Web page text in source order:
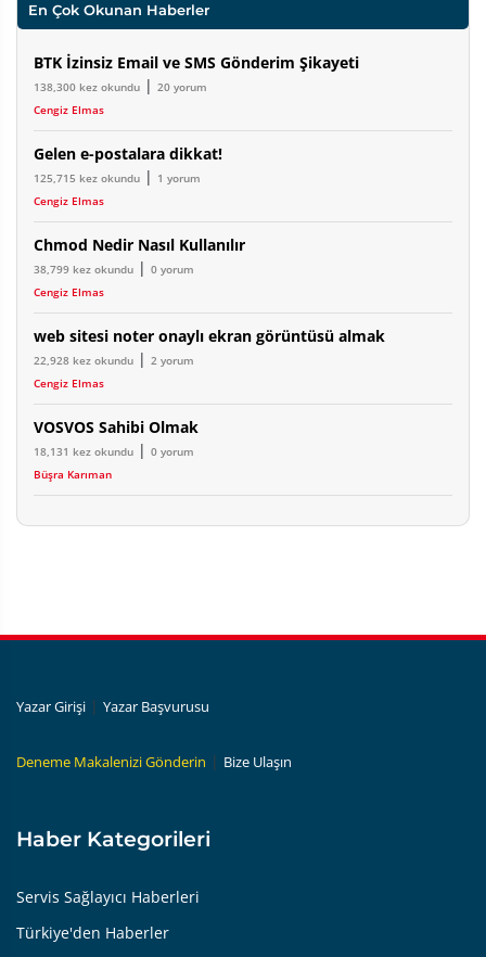
En Çok Okunan Haberler
BTK İzinsiz Email ve SMS Gönderim Şikayeti
138,300 kez okundu | 20 yorum
Cengiz Elmas
Gelen e-postalara dikkat!
125,715 kez okundu | 1 yorum
Cengiz Elmas
Chmod Nedir Nasıl Kullanılır
38,799 kez okundu | 0 yorum
Cengiz Elmas
web sitesi noter onaylı ekran görüntüsü almak
22,928 kez okundu | 2 yorum
Cengiz Elmas
VOSVOS Sahibi Olmak
18,131 kez okundu | 0 yorum
Büşra Karıman
Yazar Girişi | Yazar Başvurusu
Deneme Makalenizi Gönderin | Bize Ulaşın
Haber Kategorileri
Servis Sağlayıcı Haberleri
Türkiye'den Haberler